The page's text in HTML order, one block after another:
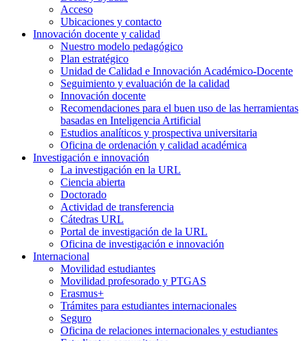
Acceso
Ubicaciones y contacto
Innovación docente y calidad
Nuestro modelo pedagógico
Plan estratégico
Unidad de Calidad e Innovación Académico-Docente
Seguimiento y evaluación de la calidad
Innovación docente
Recomendaciones para el buen uso de las herramientas
basadas en Inteligencia Artificial
Estudios analíticos y prospectiva universitaria
Oficina de ordenación y calidad académica
Investigación e innovación
La investigación en la URL
Ciencia abierta
Doctorado
Actividad de transferencia
Cátedras URL
Portal de investigación de la URL
Oficina de investigación e innovación
Internacional
Movilidad estudiantes
Movilidad profesorado y PTGAS
Erasmus+
Trámites para estudiantes internacionales
Seguro
Oficina de relaciones internacionales y estudiantes